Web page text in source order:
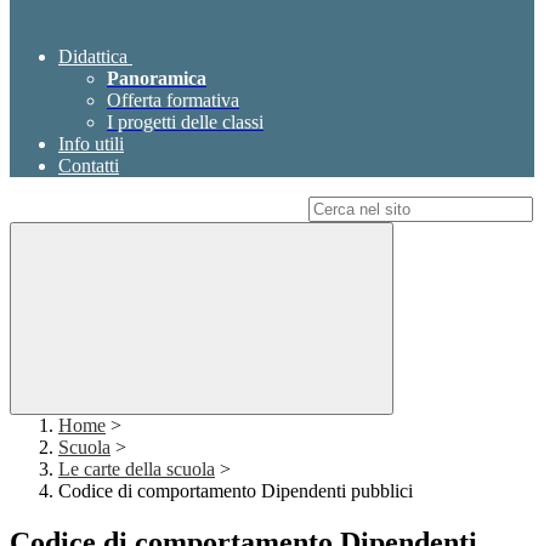
Didattica
Panoramica
Offerta formativa
I progetti delle classi
Info utili
Contatti
Home >
Scuola >
Le carte della scuola >
Codice di comportamento Dipendenti pubblici